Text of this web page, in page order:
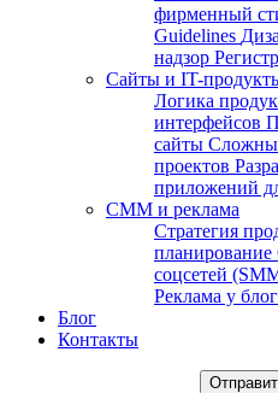
фирменный
Guidelines
надзор
Сайты и IT-
Логика
интерфейсов
сайты
проектов
приложений
СММ и реклама
Стратегия
планирование
соцсетей
Реклама у
Блог
Контакты